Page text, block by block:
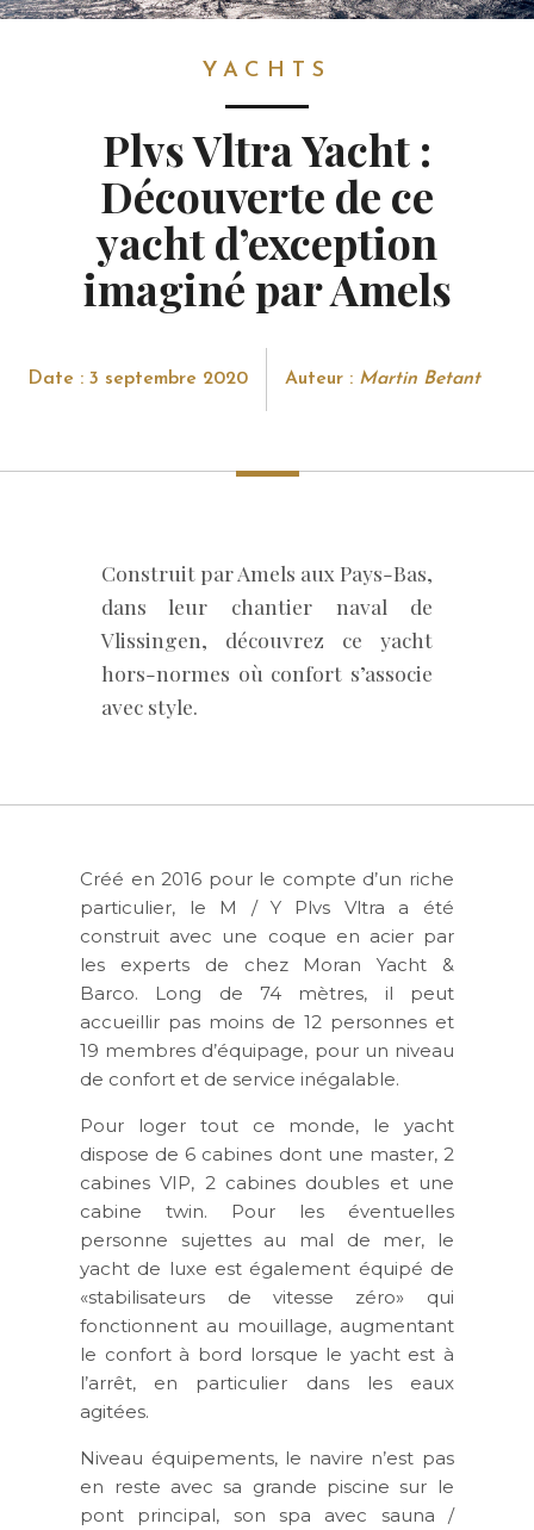
YACHTS
Plvs Vltra Yacht :
Découverte de ce
yacht d’exception
imaginé par Amels
Date : 3 septembre 2020 Auteur : Martin Betant
Construit par Amels aux Pays-Bas,
dans leur chantier naval de
Vlissingen, découvrez ce yacht
hors-normes où confort s’associe
avec style.
Créé en 2016 pour le compte d’un riche
particulier, le M / Y Plvs Vltra a été
construit avec une coque en acier par
les experts de chez Moran Yacht &
Barco. Long de 74 mètres, il peut
accueillir pas moins de 12 personnes et
19 membres d’équipage, pour un niveau
de confort et de service inégalable.
Pour loger tout ce monde, le yacht
dispose de 6 cabines dont une master, 2
cabines VIP, 2 cabines doubles et une
cabine twin. Pour les éventuelles
personne sujettes au mal de mer, le
yacht de luxe est également équipé de
«stabilisateurs de vitesse zéro» qui
fonctionnent au mouillage, augmentant
le confort à bord lorsque le yacht est à
l’arrêt, en particulier dans les eaux
agitées.
Niveau équipements, le navire n’est pas
en reste avec sa grande piscine sur le
pont principal, son spa avec sauna /